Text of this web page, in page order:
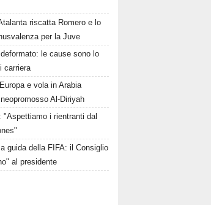
riscatta Romero e lo
per la Juve
le cause sono lo
carriera
e vola in Arabia
Al-Diriyah
"Aspettiamo i rientranti dal
guida della FIFA: il Consiglio
al presidente